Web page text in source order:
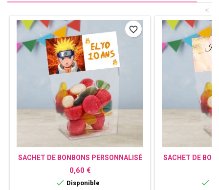
<
SACHET DE BONBONS PERSONNALISÉ
NARUTO
Prix
0,60 €
 Disponible
favorite_border
SACHET DE
